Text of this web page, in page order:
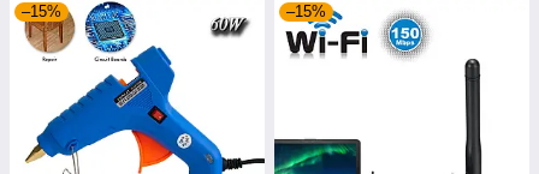
–15% –15%